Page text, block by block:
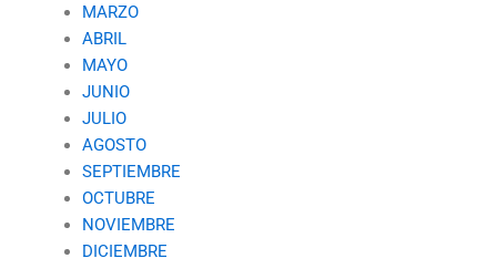
MARZO
ABRIL
MAYO
JUNIO
JULIO
AGOSTO
SEPTIEMBRE
OCTUBRE
NOVIEMBRE
DICIEMBRE